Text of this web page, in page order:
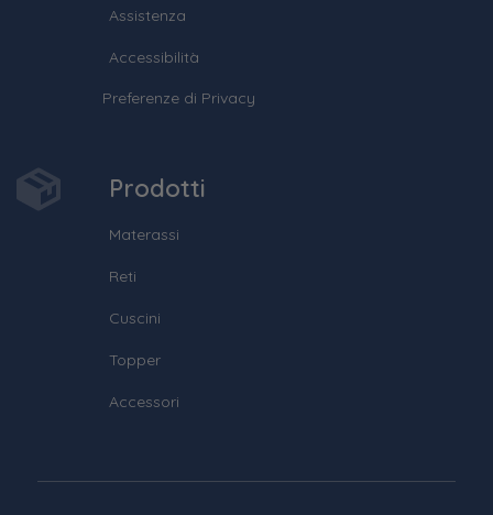
Assistenza
Accessibilità
Preferenze di Privacy
Prodotti
Materassi
Reti
Cuscini
Topper
Accessori